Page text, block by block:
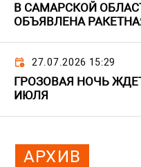
В САМАРСКОЙ
ОБЪЯВЛЕНА
27.07.2026 15:29
ГРОЗОВАЯ НОЧЬ
ИЮЛЯ
АРХИВ